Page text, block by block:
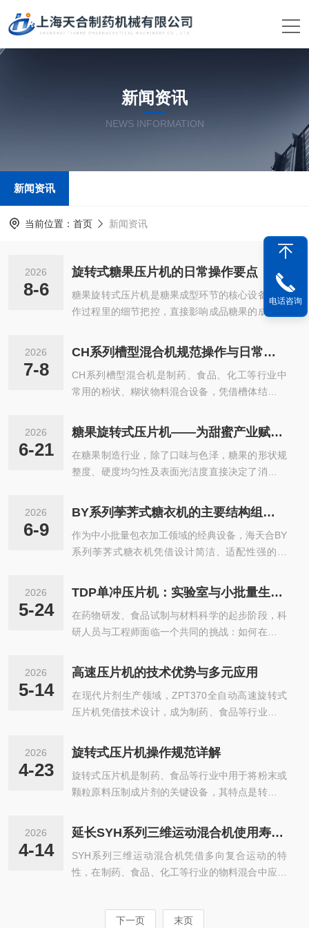
新闻资讯
NEWS INFORMATION
新闻资讯
当前位置： 首页 新闻资讯
2026
8-6
旋转式糖果压片机的日常操作要点
糖果旋转式压片机是糖果成型环节的核心设备，操
作过程里的细节把控，直接影响成品糖果的成型效
里的规范把控，能减少很多不必要的物料损耗和设
备故障。一、开机前准备注意事项‌•人员防护‌：操
作人员需穿戴紧袖口工作服、全罩式工作帽，佩戴
防尘口罩与护目镜，运行时禁止佩戴手套触碰旋转
认所有防护罩、安全门联锁装置安装到位且功能有
糖果物料湿度控制在工艺要求范...
2026
7-8
CH系列槽型混合机规范操作与日常维护指南
CH系列槽型混合机是制药、食品、化工等行业中
常用的粉状、糊状物料混合设备，凭借槽体结构的
的掺混，为后续的制粒、压片等工序提供合格的混
合原料。想要让设备长期保持稳定的混合状态，获
得组分均匀的混合成品，操作人员需要在日常使用
的全流程中留意一系列操作细节，规避不当操作带
注意事项✨正式启动设备前，先将整机放置在平整
中不会出现移位晃动。随后检查设备的供电线...
2026
6-21
糖果旋转式压片机——为甜蜜产业赋予“形”与“魂”的高效引擎
在糖果制造行业，除了口味与色泽，糖果的形状规
整度、硬度均匀性及表面光洁度直接决定了消费者
片方式已无法满足现代糖果工业对数十吨级日产量
的需求。糖果旋转式压片机通过多冲模同步旋转压
制技术，将砂糖、葡萄糖、奶片粉等原料高效转化
为形态各异、品质如一的各种糖果，是硬糖、奶片
装备。糖果旋转式压片机的工作原理类似于一台精
转台，转台上均匀分布着数十至上百副冲模...
2026
6-9
BY系列荸荠式糖衣机的主要结构组成及应用解析
作为中小批量包衣加工领域的经典设备，海天合BY
系列荸荠式糖衣机凭借设计简洁、适配性强的特
酷似荸荠得名，从核心部件到功能设计，都围绕中
小批量加工的灵活需求打造。本文从功能模块维度
拆解结构，再按行业梳理应用场景，直观呈现这款
设备的特点。按功能模块拆解核心结构动力支撑模
成，是设备稳定运行的基础。机身采用加厚金属框
动，抵消旋转加工产生的振动。动力传递依靠成
熟...
2026
5-24
TDP单冲压片机：实验室与小批量生产的全能型压片解决方案
在药物研发、食品试制与材料科学的起步阶段，科
研人员与工程师面临一个共同的挑战：如何在有限
化为标准化的片剂样品。TDP单冲压片机正是为应
对这一需求而生的经典设备。作为一款结构紧凑、
操作灵活的台式压片机，它不仅是配方筛选与工艺
验证的得力助手，更是连接实验室探索与工业化生
DP单冲压片机的核心结构由一副冲模（上冲、中
动。其工作原理清晰直观：下冲下降至中模...
2026
5-14
高速压片机的技术优势与多元应用
在现代片剂生产领域，ZPT370全自动高速旋转式
压片机凭借技术设计，成为制药、食品等行业的核
撑。一、核心技术特点(一)洁净耐用的结构设计设
备采用全密闭式外围罩壳，与物料接触部件选用优
质不锈钢材质，有效防止交叉污染，符合相关生产
规范要求。冲具孔配备专业防渗油及防尘装置，便
硬化处理，耐磨性大幅提升，长期运行仍能保持稳
制技术，通过彩色触摸屏可实时查...
2026
4-23
旋转式压片机操作规范详解
旋转式压片机是制药、食品等行业中用于将粉末或
颗粒原料压制成片剂的关键设备，其特点是转台旋
等连续动作。规范的操作和维护是确保片剂质量稳
定、设备安全运行的基础。一、设备安装与调试安
装前需确认场地条件满足要求。地面应平整坚实，
能承受设备运行时的振动载荷。安装位置应预留足
小于80厘米。设备就位后需用水平仪调整机座水平
度，确保转台旋转平稳。电源连接需符合规范。确
2026
4-14
延长SYH系列三维运动混合机使用寿命的方法
SYH系列三维运动混合机凭借多向复合运动的特
性，在制药、食品、化工等行业的物料混合中应用
手，形成全流程的设备管理体系。一、规范操作流
下一页 末页
电话咨询